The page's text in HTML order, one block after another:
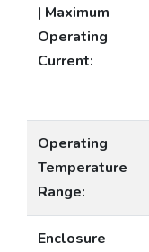
| Maximum
Operating
Current:
Operating
Temperature
Range:
Enclosure